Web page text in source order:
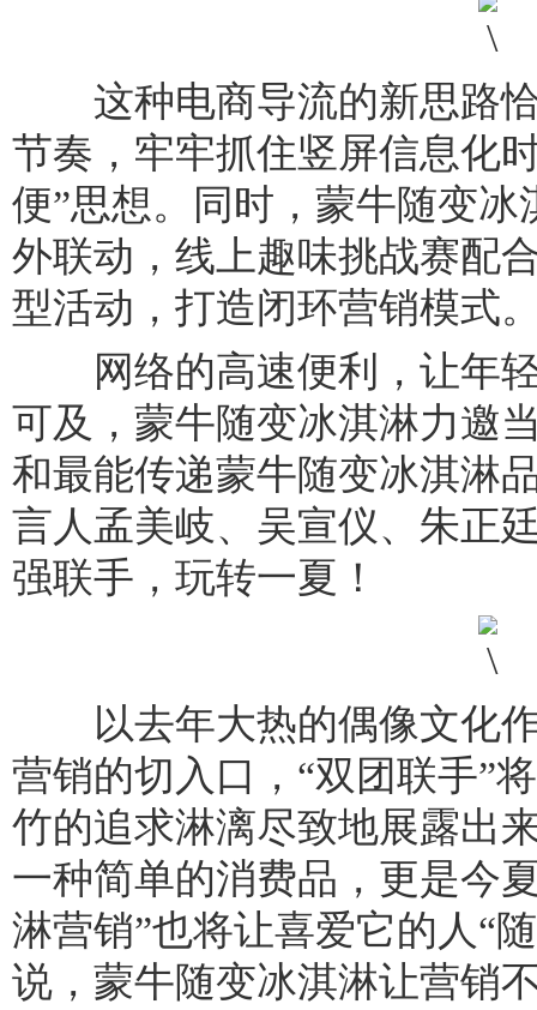
这种电商导流的新思路恰
节奏，牢牢抓住竖屏信息化
便”思想。同时，蒙牛随变
外联动，线上趣味挑战赛配
型活动，打造闭环营销模式
网络的高速便利，让年轻
可及，蒙牛随变冰淇淋力邀
和最能传递蒙牛随变冰淇淋
言人孟美岐、吴宣仪、朱正
强联手，玩转一夏！
以去年大热的偶像文化作
营销的切入口，“双团联手”
竹的追求淋漓尽致地展露出
一种简单的消费品，更是今
淋营销”也将让喜爱它的人“
说，蒙牛随变冰淇淋让营销